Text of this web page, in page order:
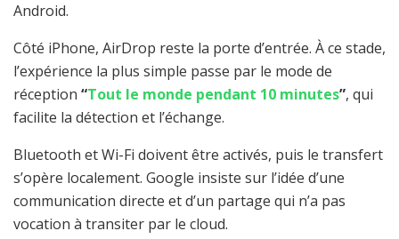
Android.
Côté iPhone, AirDrop reste la porte d’entrée. À ce stade,
l’expérience la plus simple passe par le mode de
réception “Tout le monde pendant 10 minutes”, qui
facilite la détection et l’échange.
Bluetooth et Wi-Fi doivent être activés, puis le transfert
s’opère localement. Google insiste sur l’idée d’une
communication directe et d’un partage qui n’a pas
vocation à transiter par le cloud.